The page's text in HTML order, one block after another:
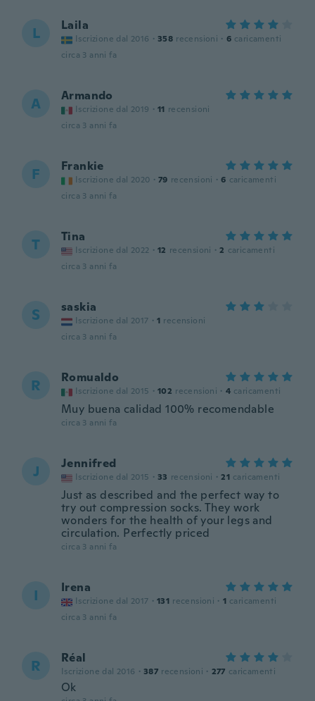
L Laila
Iscrizione dal 2016 · 358 recensioni · 6 caricamenti
circa 3 anni fa
A Armando
Iscrizione dal 2019 · 11 recensioni
circa 3 anni fa
F Frankie
Iscrizione dal 2020 · 79 recensioni · 6 caricamenti
circa 3 anni fa
T Tina
Iscrizione dal 2022 · 12 recensioni · 2 caricamenti
circa 3 anni fa
S saskia
Iscrizione dal 2017 · 1 recensioni
circa 3 anni fa
R Romualdo
Iscrizione dal 2015 · 102 recensioni · 4 caricamenti
Muy buena calidad 100% recomendable
circa 3 anni fa
J Jennifred
Iscrizione dal 2015 · 33 recensioni · 21 caricamenti
Just as described and the perfect way to
try out compression socks. They work
wonders for the health of your legs and
circulation. Perfectly priced
circa 3 anni fa
I Irena
Iscrizione dal 2017 · 131 recensioni · 1 caricamenti
circa 3 anni fa
R Réal
Iscrizione dal 2016 · 387 recensioni · 277 caricamenti
Ok